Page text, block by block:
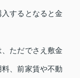
するとなると金
ただでさえ敷金
、前家賃や不動